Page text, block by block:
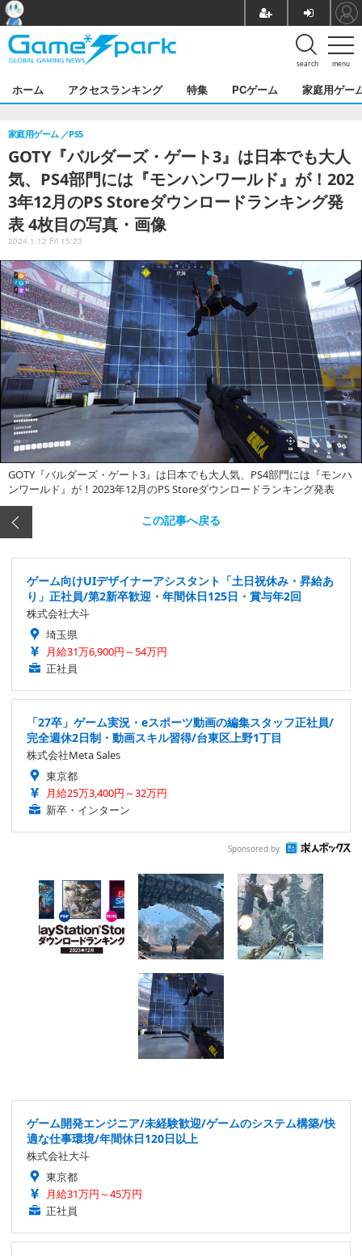
menu
search
ホーム アクセスランキング 特集 PCゲーム 家庭用ゲー
GOTY『バルダーズ・ゲート3』は日本でも大人
気、PS4部門には『モンハンワールド』が！202
3年12月のPS Storeダウンロードランキング発
表 4枚目の写真・画像
家庭用ゲーム PS5
2024.1.12 Fri 15:23
GOTY『バルダーズ・ゲート3』は日本でも大人気、PS4部門には『モンハ
ンワールド』が！2023年12月のPS Storeダウンロードランキング発表
この記事へ戻る
ゲーム向けUIデザイナーアシスタント「土日祝休み・昇給あ
り」正社員/第2新卒歓迎・年間休日125日・賞与年2回
株式会社大斗
埼玉県
月給31万6,900円～54万円
正社員
「27卒」ゲーム実況・eスポーツ動画の編集スタッフ正社員/
完全週休2日制・動画スキル習得/台東区上野1丁目
株式会社Meta Sales
東京都
月給25万3,400円～32万円
新卒・インターン
Sponsored by
ゲーム開発エンジニア/未経験歓迎/ゲームのシステム構築/快
適な仕事環境/年間休日120日以上
株式会社大斗
東京都
月給31万円～45万円
正社員